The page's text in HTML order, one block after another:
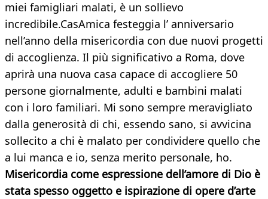
miei famigliari malati, è un sollievo
incredibile.CasAmica festeggia l’ anniversario
nell’anno della misericordia con due nuovi progetti
di accoglienza. Il più significativo a Roma, dove
aprirà una nuova casa capace di accogliere 50
persone giornalmente, adulti e bambini malati
con i loro familiari. Mi sono sempre meravigliato
dalla generosità di chi, essendo sano, si avvicina
sollecito a chi è malato per condividere quello che
a lui manca e io, senza merito personale, ho.
Misericordia come espressione dell’amore di Dio è
stata spesso oggetto e ispirazione di opere d’arte